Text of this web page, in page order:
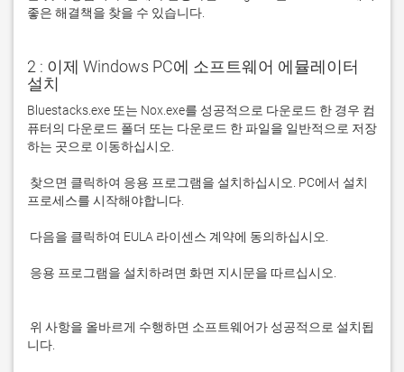
좋은 해결책을 찾을 수 있습니다.
2 : 이제 Windows PC에 소프트웨어 에뮬레이터
설치
Bluestacks.exe 또는 Nox.exe를 성공적으로 다운로드 한 경우 컴
퓨터의 다운로드 폴더 또는 다운로드 한 파일을 일반적으로 저장
니다.